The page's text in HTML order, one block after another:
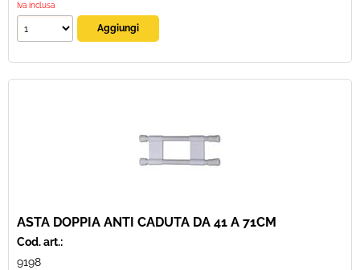
Iva inclusa
ASTA DOPPIA ANTI CADUTA DA 41 A 71CM
Cod. art.:
9198